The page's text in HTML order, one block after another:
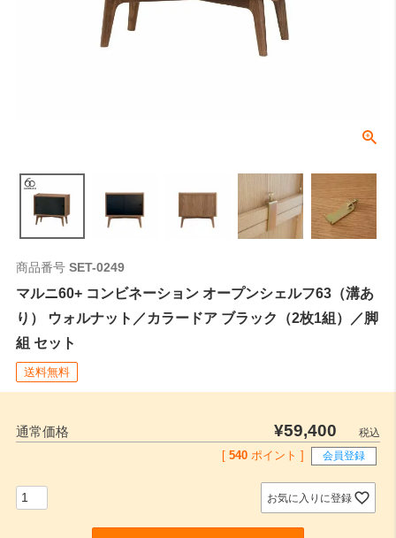
商品番号 SET-0249
マルニ60+ コンビネーション オープンシェルフ63（溝あ
り） ウォルナット／カラードア ブラック（2枚1組）／脚
組 セット
送料無料
通常価格 ¥59,400
税込
[ 540 ポイント ] 会員登録
お気に入りに登録